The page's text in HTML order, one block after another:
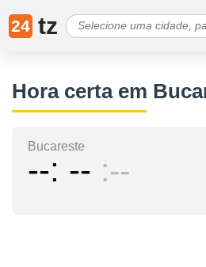
24 tz
Hora certa em
Bucareste
-- -- --